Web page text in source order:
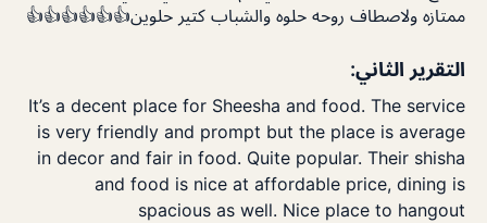
ممتازه ولاصطاف روحه حلوه والشباب كتير حلوين👍👍👍👍👍👍
التقرير الثاني:
It’s a decent place for Sheesha and food. The service
is very friendly and prompt but the place is average
in decor and fair in food. Quite popular. Their shisha
and food is nice at affordable price, dining is
spacious as well. Nice place to hangout